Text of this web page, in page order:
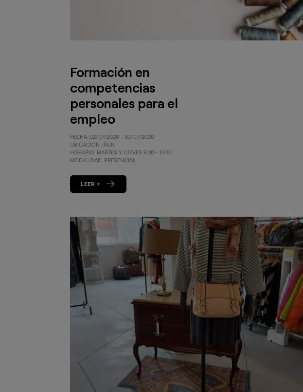
Formación en
competencias
personales para el
empleo
FECHA: 02/07/2026 - 30/07/2026
UBICACIÓN: IRUN
HORARIO: MARTES Y JUEVES 9:30 - 13:30
MODALIDAD: PRESENCIAL
LEER +